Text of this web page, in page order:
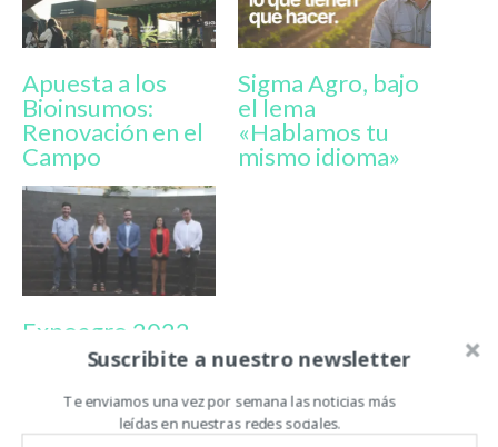
Apuesta a los
Bioinsumos:
Renovación en el
Campo
Sigma Agro, bajo
el lema
«Hablamos tu
mismo idioma»
Expoagro 2022
edición YPF Agro:
esperado
Suscribite a nuestro newsletter
Te enviamos una vez por semana las noticias más
leídas en nuestras redes sociales.